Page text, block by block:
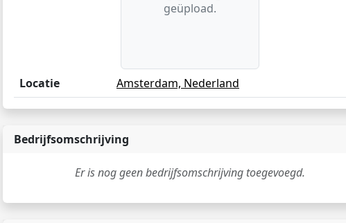
geüpload.
Locatie Amsterdam, Nederland
Bedrijfsomschrijving
Er is nog geen bedrijfsomschrijving toegevoegd.